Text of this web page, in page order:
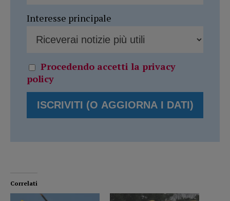
Interesse principale
Procedendo accetti la privacy
policy
Correlati